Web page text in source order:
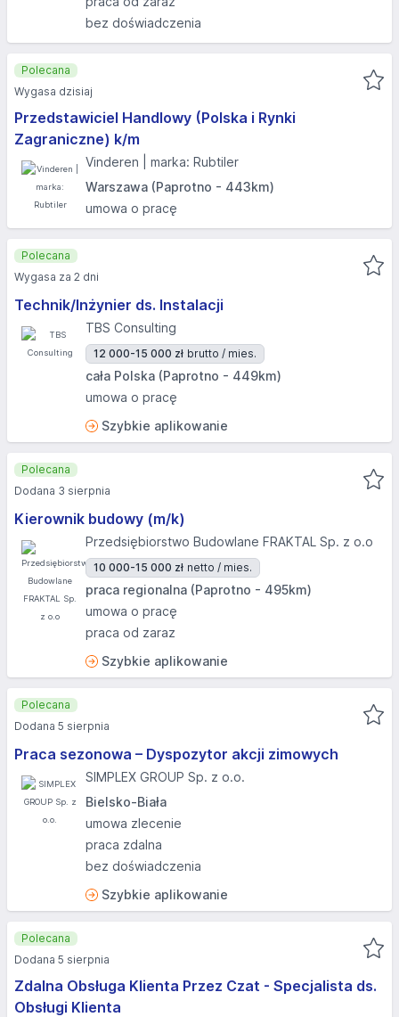
bez doświadczenia
Przedstawiciel Handlowy (Polska i Rynki
Zagraniczne) k/m
Vinderen | marka: Rubtiler
Warszawa (Paprotno - 443km)
umowa o pracę
Polecana
Wygasa dzisiaj
Technik/Inżynier ds. Instalacji
TBS Consulting
12 000-15 000 zł brutto / mies.
cała Polska (Paprotno - 449km)
umowa o pracę
Szybkie aplikowanie
Polecana
Wygasa za 2 dni
Kierownik budowy (m/k)
Przedsiębiorstwo Budowlane FRAKTAL Sp. z o.o
10 000-15 000 zł netto / mies.
praca regionalna (Paprotno - 495km)
umowa o pracę
praca od zaraz
Szybkie aplikowanie
Polecana
Dodana 3 sierpnia
Praca sezonowa – Dyspozytor akcji zimowych
SIMPLEX GROUP Sp. z o.o.
Bielsko-Biała
umowa zlecenie
praca zdalna
bez doświadczenia
Szybkie aplikowanie
Polecana
Dodana 5 sierpnia
Zdalna Obsługa Klienta Przez Czat - Specjalista ds.
Obsługi Klienta
Polecana
Dodana 5 sierpnia